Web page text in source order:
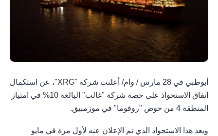
أبوظبي في 28 مارس / وام/ أعلنت شركة "XRG"، عن استكمال
اتفاق الاستحواذ على حصة شركة "غالب" البالغة 10% في امتياز
المنطقة 4 من حوض "روفوما" في موزمبيق.
ويعد هذا الاستحواذ الذي تم الإعلان عنه لأول مرة في مايو